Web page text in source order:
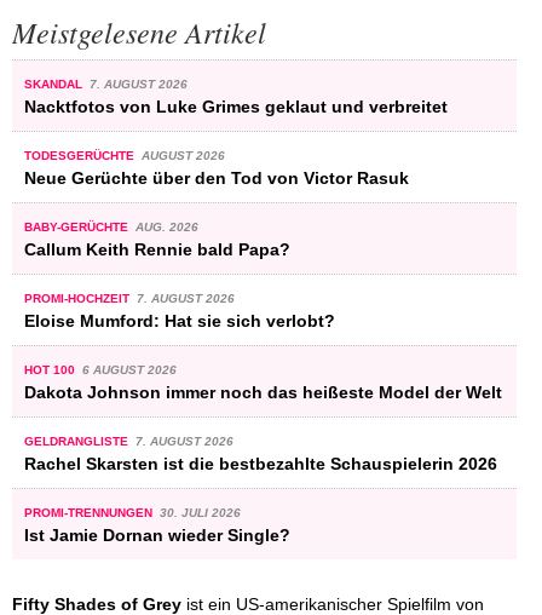
Meistgelesene Artikel
SKANDAL 7. AUGUST 2026
Nacktfotos von Luke Grimes geklaut und verbreitet
TODESGERÜCHTE AUGUST 2026
Neue Gerüchte über den Tod von Victor Rasuk
BABY-GERÜCHTE AUG. 2026
Callum Keith Rennie bald Papa?
PROMI-HOCHZEIT 7. AUGUST 2026
Eloise Mumford: Hat sie sich verlobt?
HOT 100 6 AUGUST 2026
Dakota Johnson immer noch das heißeste Model der Welt
GELDRANGLISTE 7. AUGUST 2026
Rachel Skarsten ist die bestbezahlte Schauspielerin 2026
PROMI-TRENNUNGEN 30. JULI 2026
Ist Jamie Dornan wieder Single?
Fifty Shades of Grey ist ein US-amerikanischer Spielfilm von